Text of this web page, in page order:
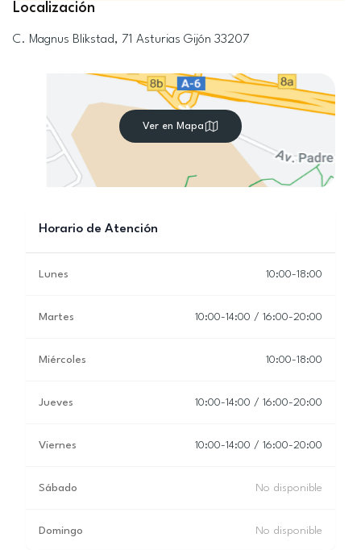
Localización
C. Magnus Blikstad, 71 Asturias Gijón 33207
Ver en Mapa
Horario de Atención
Lunes 10:00-18:00
Martes 10:00-14:00 / 16:00-20:00
Miércoles 10:00-18:00
Jueves 10:00-14:00 / 16:00-20:00
Viernes 10:00-14:00 / 16:00-20:00
Sábado No disponible
Domingo No disponible